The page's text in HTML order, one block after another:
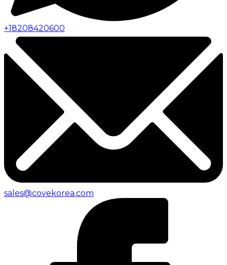
+18208420600
sales@covekorea.com